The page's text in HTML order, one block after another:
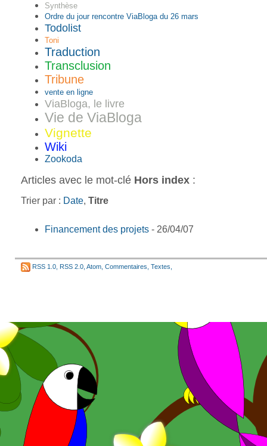
Synthèse
Ordre du jour rencontre ViaBloga du 26 mars
Todolist
Toni
Traduction
Transclusion
Tribune
vente en ligne
ViaBloga, le livre
Vie de ViaBloga
Vignette
Wiki
Zookoda
Articles avec le mot-clé Hors index :
Trier par : Date, Titre
Financement des projets - 26/04/07
RSS 1.0 RSS 2.0 Atom Commentaires Textes